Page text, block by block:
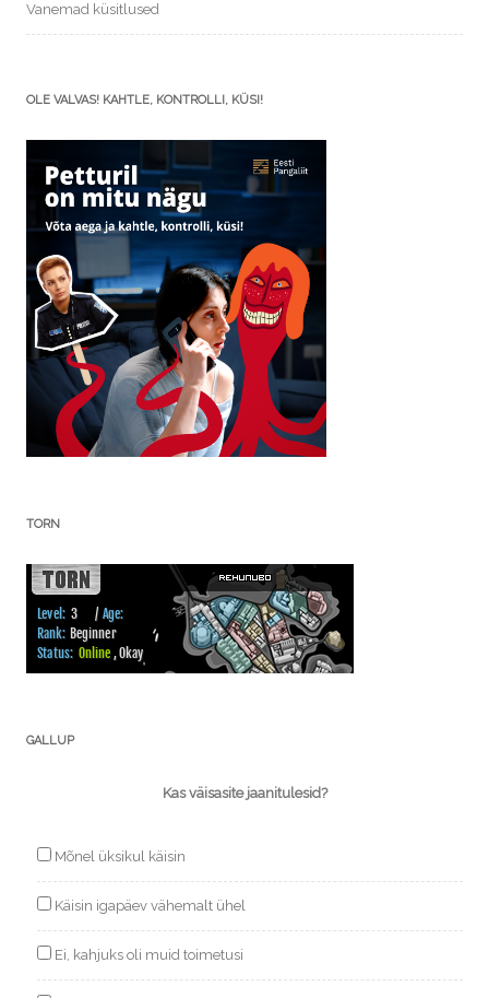
Vanemad küsitlused
OLE VALVAS! KAHTLE, KONTROLLI, KÜSI!
TORN
GALLUP
Kas väisasite jaanitulesid?
Mõnel üksikul käisin
Käisin igapäev vähemalt ühel
Ei, kahjuks oli muid toimetusi